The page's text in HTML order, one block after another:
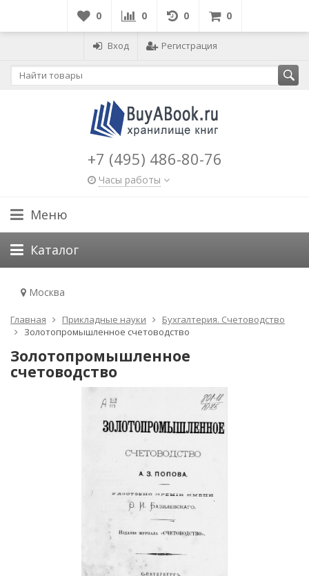
0 0 0 0
Вход Регистрация
+7 (495) 486-80-76
Часы работы
Меню
Каталог
Москва
Главная Прикладные науки
Бухгалтерия. Счетоводство
Золотопромышленное счетоводство
Золотопромышленное
счетоводство